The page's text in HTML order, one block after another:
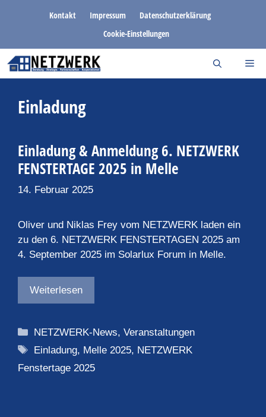
Kontakt Impressum
Datenschutzerklärung
Cookie-Einstellungen
Einladung
Einladung & Anmeldung 6. NETZWERK
FENSTERTAGE 2025 in Melle
14. Februar 2025
Oliver und Niklas Frey vom NETZWERK laden ein
zu den 6. NETZWERK FENSTERTAGEN 2025 am
4. September 2025 im Solarlux Forum in Melle.
Weiterlesen
Kategorien
NETZWERK-News,Veranstaltungen
Schlagwörter
Einladung, Melle 2025, NETZWERK
Fenstertage 2025